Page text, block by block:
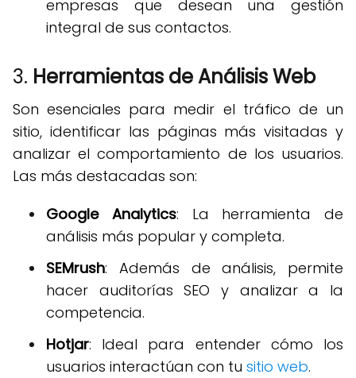
empresas que desean una gestión
integral de sus contactos.
3. Herramientas de Análisis Web
Son esenciales para medir el tráfico de un
sitio, identificar las páginas más visitadas y
analizar el comportamiento de los usuarios.
Las más destacadas son:
Google Analytics: La herramienta de
análisis más popular y completa.
SEMrush: Además de análisis, permite
hacer auditorías SEO y analizar a la
competencia.
Hotjar: Ideal para entender cómo los
usuarios interactúan con tu sitio web.